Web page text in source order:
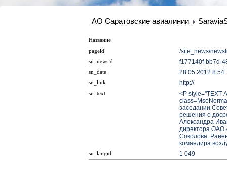
АО Саратовские авиалинии
Название
pageid
/site_news/
sn_newsid f177140f-bb7d-
sn_date 28.05.2012 8:54
sn_link http://
sn_text
<P style="TEXT-
заседании
решения о
Александра
директора ОАО
Соколова.
командира
sn_langid 1 049